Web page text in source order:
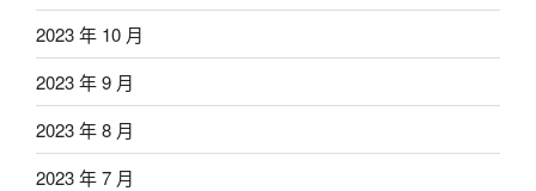
2023 年 10 月
2023 年 9 月
2023 年 8 月
2023 年 7 月